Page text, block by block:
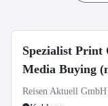
Spezialist Print
Media Buying
Reisen Aktuell GmbH